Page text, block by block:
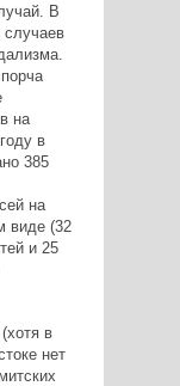
В
случаев
на
в
385
на
виде (32
и 25
в
нет